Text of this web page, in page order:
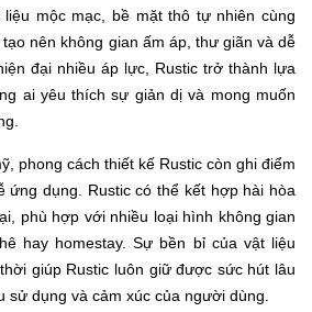
mộc mạc, bề mặt thô tự nhiên cùng
nên không gian ấm áp, thư giãn và dễ
đại nhiều áp lực, Rustic trở thành lựa
ai yêu thích sự giản dị và mong muốn
phong cách thiết kế Rustic còn ghi điểm
ứng dụng. Rustic có thể kết hợp hài hòa
phù hợp với nhiều loại hình không gian
hay homestay. Sự bền bỉ của vật liệu
giúp Rustic luôn giữ được sức hút lâu
sử dụng và cảm xúc của người dùng.